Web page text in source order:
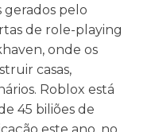
gerados pelo
de role-playing
onde os
casas,
Roblox está
45 biliões de